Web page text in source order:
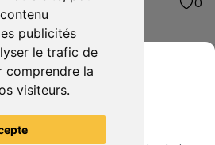
publicités
le trafic de
comprendre la
visiteurs.
articles du vendeur
du Geek